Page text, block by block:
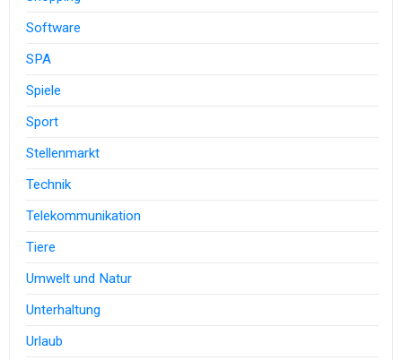
Software
SPA
Spiele
Sport
Stellenmarkt
Technik
Telekommunikation
Tiere
Umwelt und Natur
Unterhaltung
Urlaub